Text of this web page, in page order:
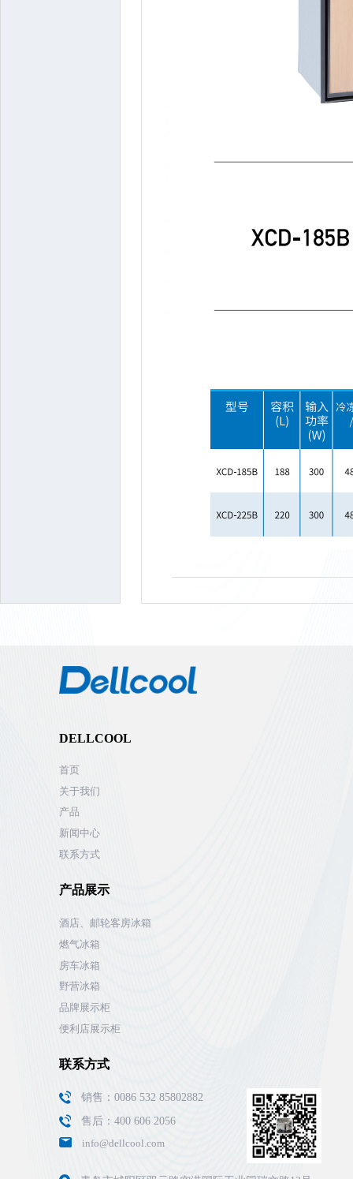
DELLCOOL
首页
关于我们
产品
新闻中心
联系方式
产品展示
酒店、邮轮客房冰箱
燃气冰箱
房车冰箱
野营冰箱
品牌展示柜
便利店展示柜
联系方式
销售：0086 532 85802882
售后：400 606 2056
info@dellcool.com